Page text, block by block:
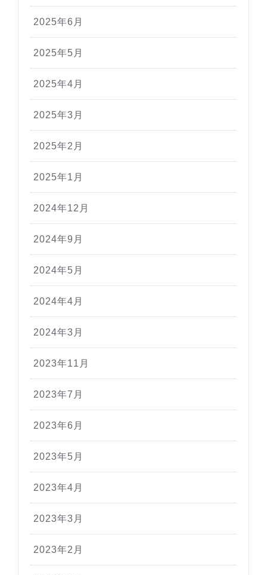
2025年6月
2025年5月
2025年4月
2025年3月
2025年2月
2025年1月
2024年12月
2024年9月
2024年5月
2024年4月
2024年3月
2023年11月
2023年7月
2023年6月
2023年5月
2023年4月
2023年3月
2023年2月